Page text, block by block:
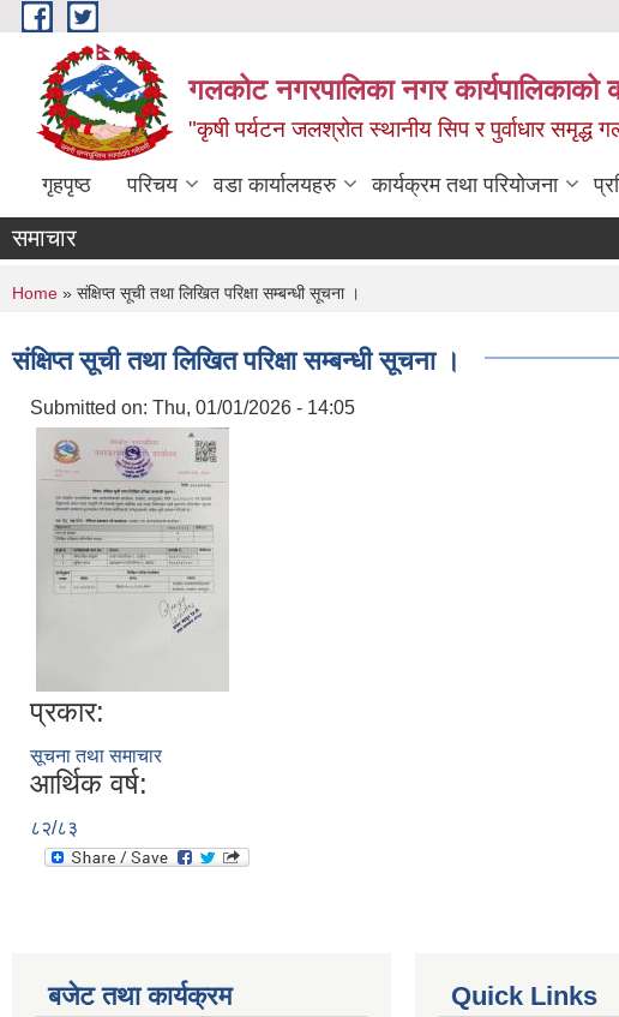
Skip to main content
गलकोट नगरपालिका नगर कार्यपालिकाको
"कृषी पर्यटन जलश्रोत स्थानीय सिप र पुर्वाधार समृद्ध
गृहपृष्ठ परिचय वडा कार्यालयहरु कार्यक्रम तथा परियोजना
समाचार
You are here
Home » संक्षिप्त सूची तथा लिखित परिक्षा सम्बन्धी सूचना ।
संक्षिप्त सूची तथा लिखित परिक्षा सम्बन्धी सूचना ।
Submitted on: Thu, 01/01/2026 - 14:05
प्रकार:
सूचना तथा समाचार
आर्थिक वर्ष:
८२/८३
बजेट तथा कार्यक्रम Quick Links